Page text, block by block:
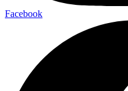
Facebook